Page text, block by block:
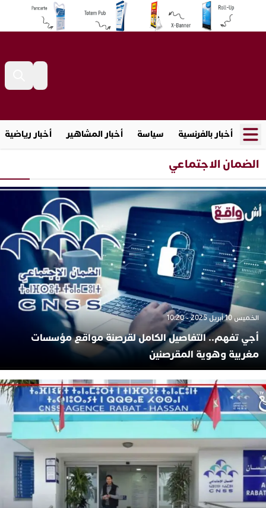
أخبار بالفرنسية سياسة أخبار المشاهير أخبار رياضية
الضمان الاجتماعي
الخميس 10 أبريل 2025 - 10:20
أجي تفهم.. التفاصيل الكامل لقرصنة مواقع مؤسسات
مغربية وهوية المقرصنين